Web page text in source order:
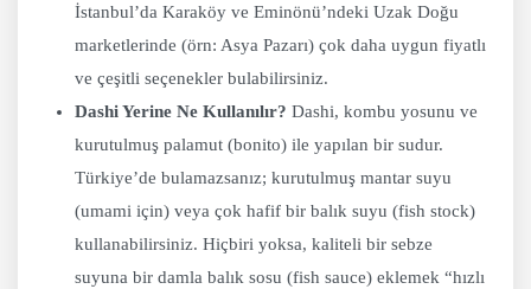
İstanbul’da Karaköy ve Eminönü’ndeki Uzak Doğu
marketlerinde (örn: Asya Pazarı) çok daha uygun fiyatlı
ve çeşitli seçenekler bulabilirsiniz.
Dashi Yerine Ne Kullanılır? Dashi, kombu yosunu ve
kurutulmuş palamut (bonito) ile yapılan bir sudur.
Türkiye’de bulamazsanız; kurutulmuş mantar suyu
(umami için) veya çok hafif bir balık suyu (fish stock)
kullanabilirsiniz. Hiçbiri yoksa, kaliteli bir sebze
suyuna bir damla balık sosu (fish sauce) eklemek “hızlı